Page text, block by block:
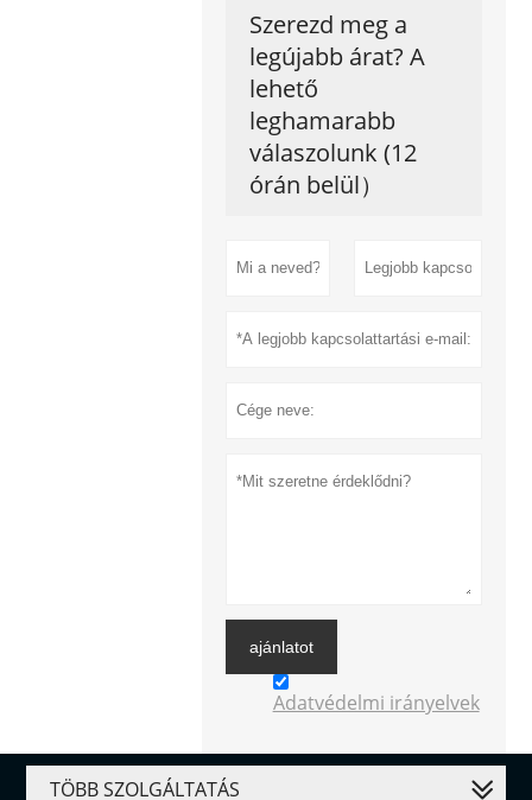
Szerezd meg a
legújabb árat? A
lehető
leghamarabb
válaszolunk (12
órán belül）
ajánlatot
Adatvédelmi irányelvek
TÖBB SZOLGÁLTATÁS